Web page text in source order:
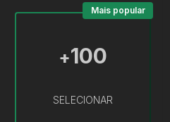
+100
SELECIONAR
Mais popular